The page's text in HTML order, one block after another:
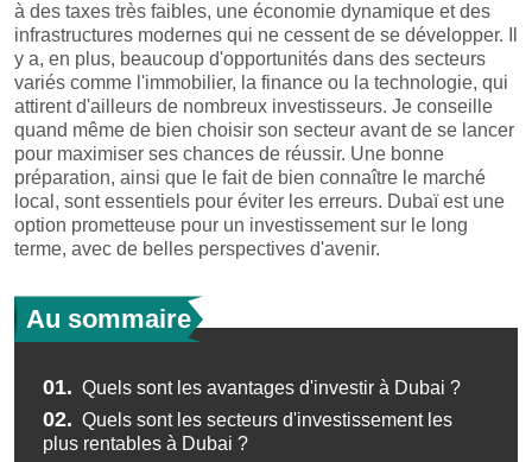
à des taxes très faibles, une économie dynamique et des
infrastructures modernes qui ne cessent de se développer. Il
y a, en plus, beaucoup d'opportunités dans des secteurs
variés comme l'immobilier, la finance ou la technologie, qui
attirent d'ailleurs de nombreux investisseurs. Je conseille
quand même de bien choisir son secteur avant de se lancer
pour maximiser ses chances de réussir. Une bonne
préparation, ainsi que le fait de bien connaître le marché
local, sont essentiels pour éviter les erreurs. Dubaï est une
option prometteuse pour un investissement sur le long
terme, avec de belles perspectives d'avenir.
Au sommaire
01. Quels sont les avantages d'investir à Dubai ?
02. Quels sont les secteurs d'investissement les
plus rentables à Dubai ?